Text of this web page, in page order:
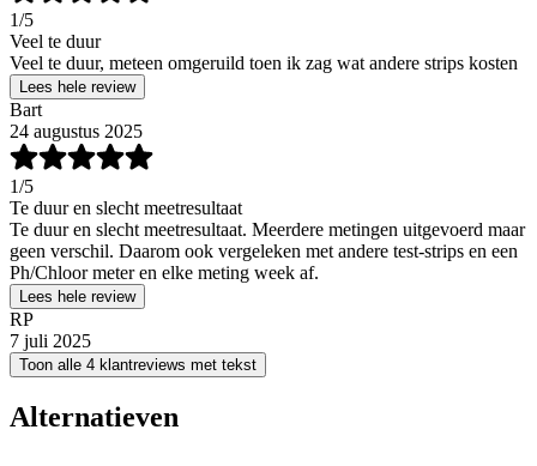
1/5
Veel te duur
Veel te duur, meteen omgeruild toen ik zag wat andere strips kosten
Lees hele review
Bart
24 augustus 2025
1/5
Te duur en slecht meetresultaat
Te duur en slecht meetresultaat. Meerdere metingen uitgevoerd maar
geen verschil. Daarom ook vergeleken met andere test-strips en een
Ph/Chloor meter en elke meting week af.
Lees hele review
RP
7 juli 2025
Toon alle 4 klantreviews met tekst
Alternatieven